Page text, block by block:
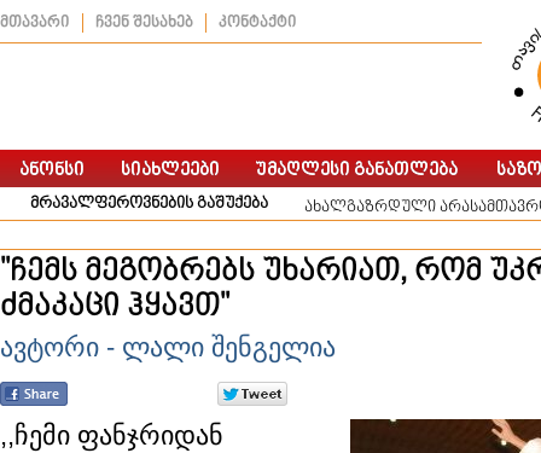
მთავარი ჩვენ შესახებ კონტაქტი
მრავალფეროვნების გაშუქება ახალგაზრდული
"ჩემს მეგობრებს უხარიათ, რომ
ძმაკაცი ჰყავთ"
ავტორი - ლალი შენგელია
,,ჩემი ფანჯრიდან